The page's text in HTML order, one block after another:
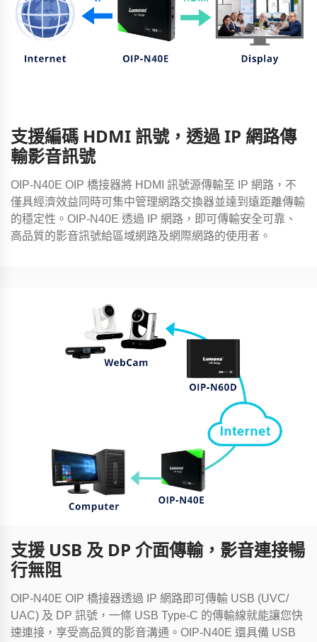
支援編碼 HDMI 訊號，透過 IP 網路傳
輸影音訊號
OIP-N40E OIP 橋接器將 HDMI 訊號源傳輸至 IP 網路，不
僅具經濟效益同時可集中管理網路交換器並達到遠距離傳輸
的穩定性。OIP-N40E 透過 IP 網路，即可傳輸安全可靠、
高品質的影音訊號給區域網路及網際網路的使用者。
支援 USB 及 DP 介面傳輸，影音連接暢
行無阻
OIP-N40E OIP 橋接器透過 IP 網路即可傳輸 USB (UVC/
UAC) 及 DP 訊號，一條 USB Type-C 的傳輸線就能讓您快
速連接，享受高品質的影音溝通。OIP-N40E 還具備 USB